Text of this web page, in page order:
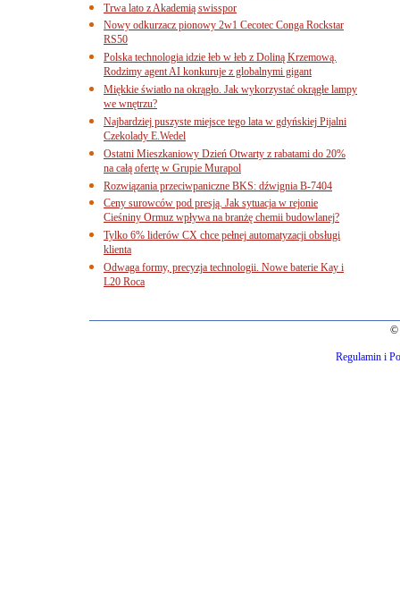
Trwa lato z Akademią swisspor
Nowy odkurzacz pionowy 2w1 Cecotec Conga Rockstar
RS50
Polska technologia idzie łeb w łeb z Doliną Krzemową.
Rodzimy agent AI konkuruje z globalnymi gigant
Miękkie światło na okrągło. Jak wykorzystać okrągłe lampy
we wnętrzu?
Najbardziej puszyste miejsce tego lata w gdyńskiej Pijalni
Czekolady E.Wedel
Ostatni Mieszkaniowy Dzień Otwarty z rabatami do 20%
na całą ofertę w Grupie Murapol
Rozwiązania przeciwpaniczne BKS: dźwignia B-7404
Ceny surowców pod presją. Jak sytuacja w rejonie
Cieśniny Ormuz wpływa na branżę chemii budowlanej?
Tylko 6% liderów CX chce pełnej automatyzacji obsługi
klienta
Odwaga formy, precyzja technologii. Nowe baterie Kay i
L20 Roca
©
Regulamin i